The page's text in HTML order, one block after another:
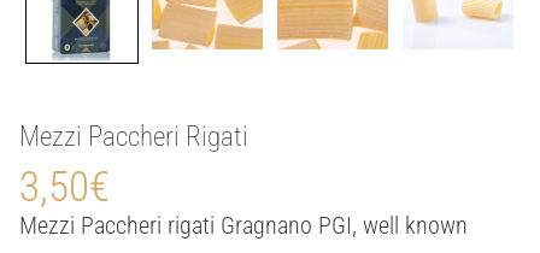
Mezzi Paccheri Rigati
3,50€
Mezzi Paccheri rigati Gragnano PGI, well known